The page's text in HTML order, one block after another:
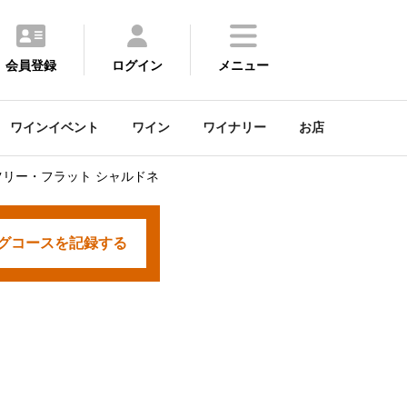
会員登録 ログイン メニュー
ワインイベント ワイン ワイナリー お店
ー・フラット シャルドネ
コースを記録する